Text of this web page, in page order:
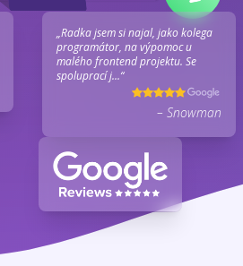
„Radka jsem si najal, jako kolega
programátor, na výpomoc u
malého frontend projektu. Se
spoluprací j...“
– Snowman